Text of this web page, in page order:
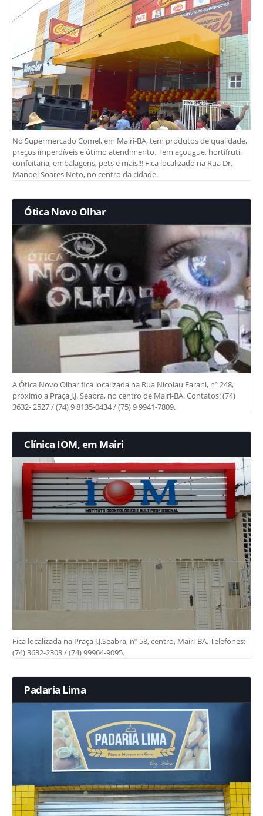
No Supermercado Comel, em Mairi-BA, tem produtos de qualidade,
preços imperdíveis e ótimo atendimento. Tem açougue, hortifruti,
confeitaria, embalagens, pets e mais!!! Fica localizado na Rua Dr.
Manoel Soares Neto, no centro da cidade.
Ótica Novo Olhar
A Ótica Novo Olhar fica localizada na Rua Nicolau Farani, nº 248,
próximo a Praça J.J. Seabra, no centro de Mairi-BA. Contatos: (74)
3632- 2527 / (74) 9 8135-0434 / (75) 9 9941-7809.
Clínica IOM, em Mairi
Fica localizada na Praça J.J.Seabra, nº 58, centro, Mairi-BA. Telefones:
(74) 3632-2303 / (74) 99964-9095.
Padaria Lima